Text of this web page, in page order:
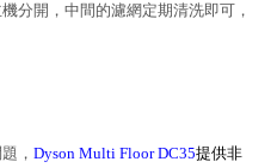
分開，中間的濾網定期清洗即可，
， Dyson Multi Floor DC35提供非